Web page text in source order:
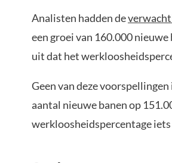
Analisten hadden de
een groei van 160.000 nieuwe
uit dat het
Geen van deze
aantal nieuwe banen op
werkloosheidspercentage